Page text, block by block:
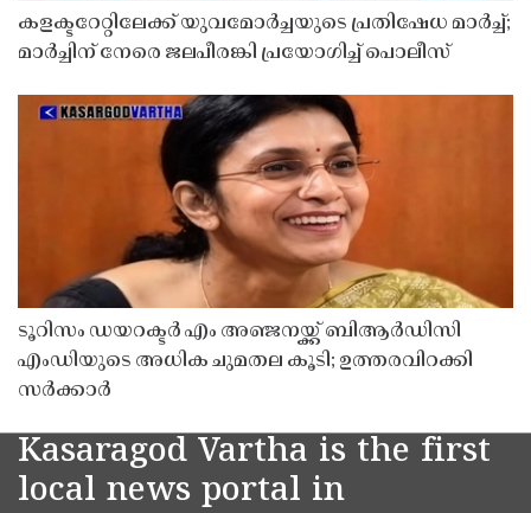
കളക്ടറേറ്റിലേക്ക് യുവമോർച്ചയുടെ പ്രതിഷേധ മാർച്ച്;
മാർച്ചിന് നേരെ ജലപീരങ്കി പ്രയോഗിച്ച് പൊലീസ്
ടൂറിസം ഡയറക്ടർ എം അഞ്ജനയ്ക്ക് ബിആർഡിസി
എംഡിയുടെ അധിക ചുമതല കൂടി; ഉത്തരവിറക്കി
സർക്കാർ
Kasaragod Vartha is the first
local news portal in